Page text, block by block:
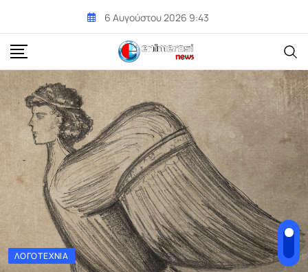
content
6 Αυγούστου 2026 9:43
ΛΟΓΟΤΕΧΝΊΑ